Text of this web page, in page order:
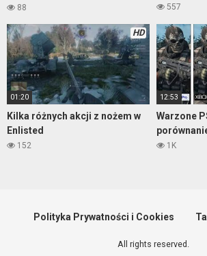
Warzone
88 557
HD
01:20
Kilka różnych akcji z nożem w
Enlisted
152
12:53
Warzone
1K
Polityka Prywatności i Cookies
All rights reserved.